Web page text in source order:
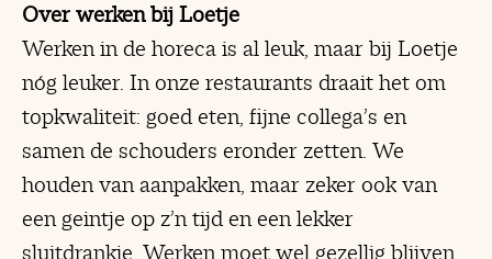
Over werken bij Loetje
Werken in de horeca is al leuk, maar bij Loetje
nóg leuker. In onze restaurants draait het om
topkwaliteit: goed eten, fijne collega’s en
samen de schouders eronder zetten. We
houden van aanpakken, maar zeker ook van
een geintje op z’n tijd en een lekker
sluitdrankje. Werken moet wel gezellig blijven.